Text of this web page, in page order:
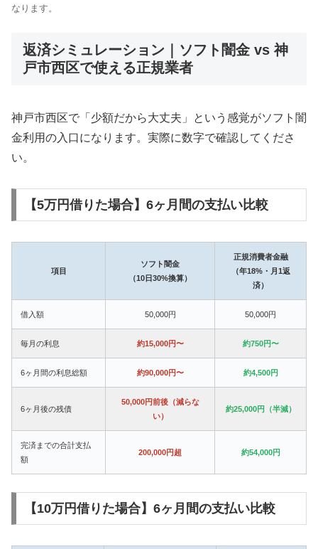
なります。
返済シミュレーション｜ソフト闇金 vs 神
戸市西区で使える正規業者
神戸市西区で「少額だから大丈夫」という感覚がソフト闇
金利用の入口になります。実際に数字で確認してくださ
い。
【5万円借りた場合】6ヶ月間の支払い比較
項目
ソフト闇金
（10日30%換算）
正規消費者金融
（年18%・月1返
済）
借入額 50,000円 50,000円
毎月の利息 約15,000円〜 約750円〜
6ヶ月間の利息総額 約90,000円〜 約4,500円
6ヶ月後の残債
50,000円前後（減らな
い）
約25,000円（半減）
完済までの合計支払
額
200,000円超 約54,000円
【10万円借りた場合】6ヶ月間の支払い比較